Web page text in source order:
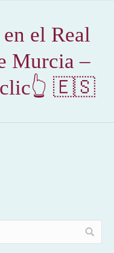
el Real
Murcia –
clic👆 🇪🇸